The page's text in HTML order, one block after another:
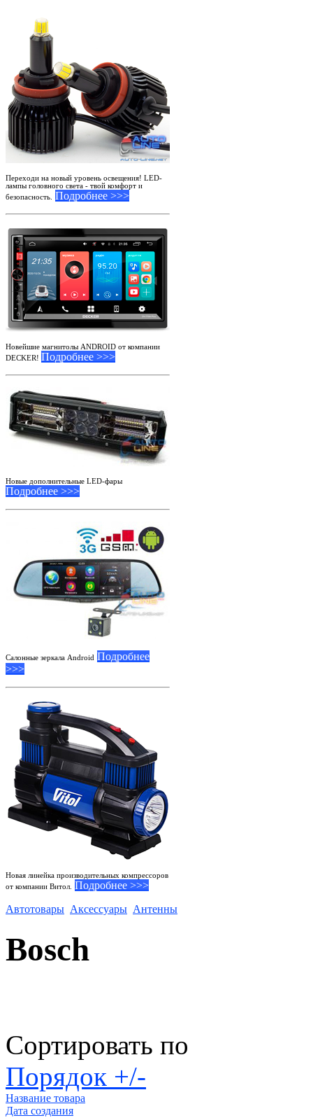
Переходи на новый уровень освещения! LED-
лампы головного света - твой комфорт и
безопасность.
Подробнее >>>
Новейшие магнитолы ANDROID от компании
DECKER! Подробнее >>>
Новые дополнительные LED-фары
Подробнее >>>
Салонные зеркала Android Подробнее
>>>
Новая линейка производительных компрессоров
от компании Витол.
Подробнее >>>
Автотовары Аксессуары Антенны
Bosch
Сортировать по
Порядок +/-
Название товара
Дата создания